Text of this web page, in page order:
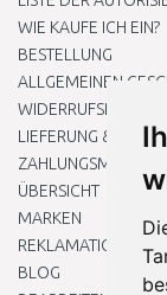
WIE KAUFE ICH EIN?
BESTELLUNG
ALLGEMEINEN
WIDERRUFSRECHT
LIEFERUNG &
ÜBERSICHT
MARKEN
REKLAMATIONEN
BLOG